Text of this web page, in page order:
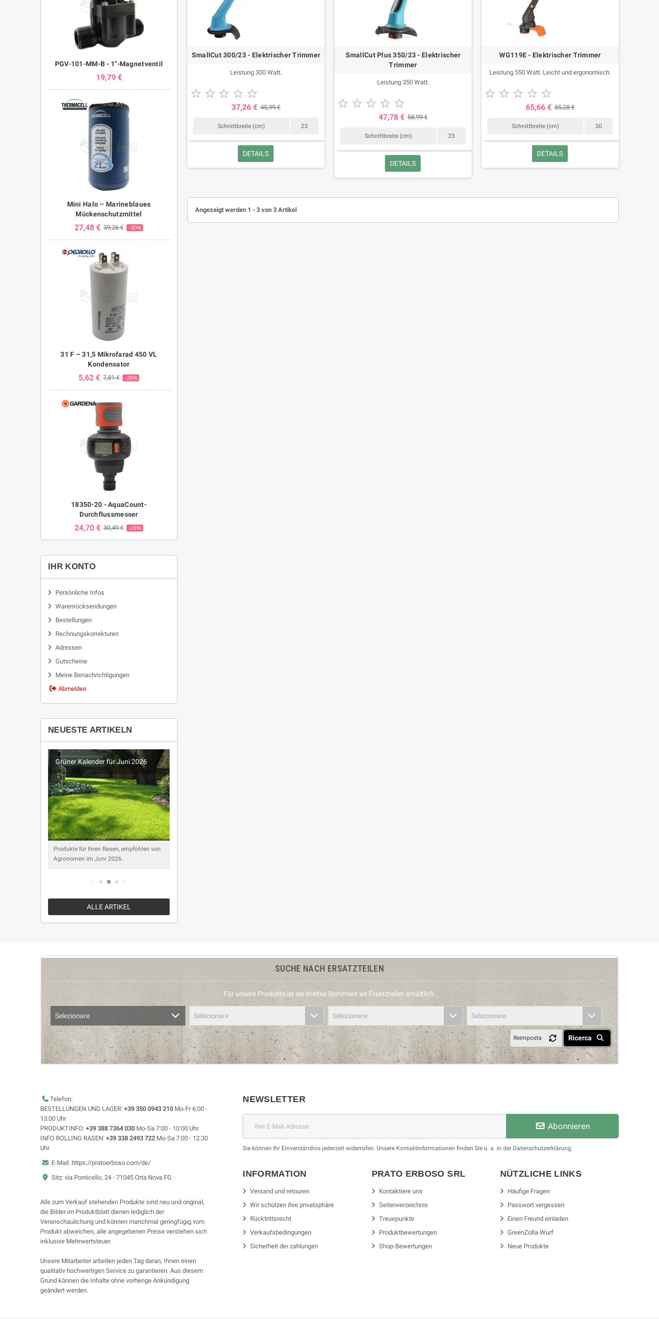
PGV-101-MM-B - 1"-Magnetventil
19,79 €
Mini Halo – Marineblaues
Mückenschutzmittel
27,48 € 39,26 € -30%
31 F – 31,5 Mikrofarad 450 VL
Kondensator
5,62 € 7,81 € -28%
18350-20 - AquaCount-
Durchflussmesser
24,70 € 30,49 € -19%
IHR KONTO
Persönliche Infos
Warenrücksendungen
Bestellungen
Rechnungskorrekturen
Adressen
Gutscheine
Meine Benachrichtigungen
Abmelden
NEUESTE ARTIKELN
Grüner Kalender für Juni 2026
Produkte für Ihren Rasen, empfohlen von
Agronomen im Juni 2026.
ALLE ARTIKEL
SmallCut 300/23 - Elektrischer Trimmer
Leistung 300 Watt.
    
37,26 € 45,99 €
Schnittbreite (cm) 23
DETAILS
SmallCut Plus 350/23 - Elektrischer
Trimmer
Leistung 350 Watt.
    
47,78 € 58,99 €
Schnittbreite (cm) 23
DETAILS
WG119E - Elektrischer Trimmer
Leistung 550 Watt. Leicht und ergonomisch.
    
65,66 € 85,28 €
Schnittbreite (cm) 30
DETAILS
Angezeigt werden 1 - 3 von 3 Artikel
SUCHE NACH ERSATZTEILEN
Für unsere Produkte ist ein breites Sortiment an Ersatzteilen erhältlich.
Selezionare Selezionare Selezionare Selezionare
Reimposta Ricerca
Telefon:
BESTELLUNGEN UND LAGER: +39 350 0943 210 Mo-Fr 6:00 -
13:00 Uhr
PRODUKTINFO: +39 388 7364 030 Mo-Sa 7:00 - 10:00 Uhr
INFO ROLLING RASEN: +39 338 2493 722 Mo-Sa 7:00 - 12:30
Uhr
E-Mail: https://pratoerboso.com/de/
Sitz: via Ponticello, 24 - 71045 Orta Nova FG
Alle zum Verkauf stehenden Produkte sind neu und original,
die Bilder im Produktblatt dienen lediglich der
Veranschaulichung und können manchmal geringfügig vom
Produkt abweichen, alle angegebenen Preise verstehen sich
inklusive Mehrwertsteuer.
Unsere Mitarbeiter arbeiten jeden Tag daran, Ihnen einen
qualitativ hochwertigen Service zu garantieren. Aus diesem
Grund können die Inhalte ohne vorherige Ankündigung
geändert werden.
NEWSLETTER
Abonnieren
Sie können Ihr Einverständnis jederzeit widerrufen. Unsere Kontaktinformationen finden Sie u. a. in der Datenschutzerklärung.
INFORMATION
Versand und retouren
Wir schützen ihre privatsphäre
Rücktrittsrecht
Verkaufsbedingungen
Sicherheit der zahlungen
PRATO ERBOSOSRL
Kontaktiere uns
Seitenverzeichnis
Treuepunkte
Produktbewertungen
Shop-Bewertungen
NÜTZLICHE LINKS
Häufige Fragen
Passwort vergessen
Einen Freund einladen
GreenZolla-Wurf
Neue Produkte